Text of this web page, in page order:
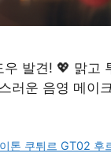
발견! 💖 맑고
러운 음영 메이
톤 쿠튀르 GT02 후